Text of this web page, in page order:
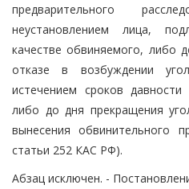
предварительного
неустановлением лица,
качестве обвиняемого, либо
отказе в возбуждении
истечением сроков давности
либо до дня прекращения
вынесения обвинительного
статьи 252 КАС РФ).
Абзац исключен. -